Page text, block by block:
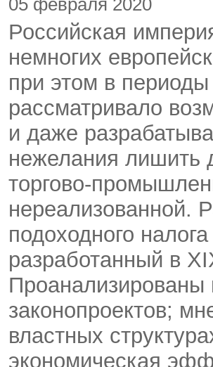
05 февраля 2020
Российская
немногих
при этом в
рассматривало
и даже
нежелания лишить
торгово-
нереализованной.
подоходного
разработанный в
Проанализированы
законопроектов;
властных
экономическая